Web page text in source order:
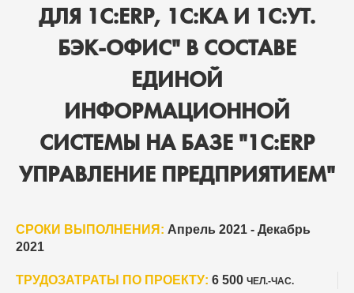
ДЛЯ 1С:ERP, 1С:КА И 1С:УТ.
БЭК-ОФИС" В СОСТАВЕ
ЕДИНОЙ
ИНФОРМАЦИОННОЙ
СИСТЕМЫ НА БАЗЕ "1С:ERP
УПРАВЛЕНИЕ ПРЕДПРИЯТИЕМ"
СРОКИ ВЫПОЛНЕНИЯ: Апрель 2021 - Декабрь
2021
ТРУДОЗАТРАТЫ ПО ПРОЕКТУ: 6 500 ЧЕЛ.-ЧАС.